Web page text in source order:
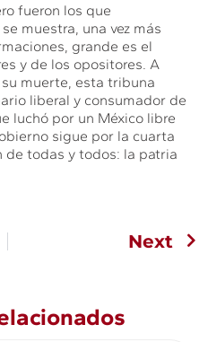
fueron los que
muestra, una vez más
grande es el
y de los opositores. A
muerte, esta tribuna
liberal y consumador de
luchó por un México libre
sigue por la cuarta
de todas y todos: la patria
Next